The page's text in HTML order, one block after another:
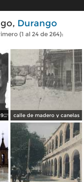
Durango
(1 al 24 de 264):
movimiento estudiantil 1966 calle de madero y canelas